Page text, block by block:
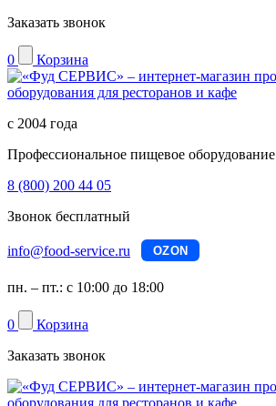
Заказать звонок
0 Корзина
с 2004 года
Профессиональное пищевое оборудование
8 (800) 200 44 05
Звонок бесплатный
info@food-service.ru OZON
пн. – пт.: с 10:00 до 18:00
0
Корзина
Заказать звонок